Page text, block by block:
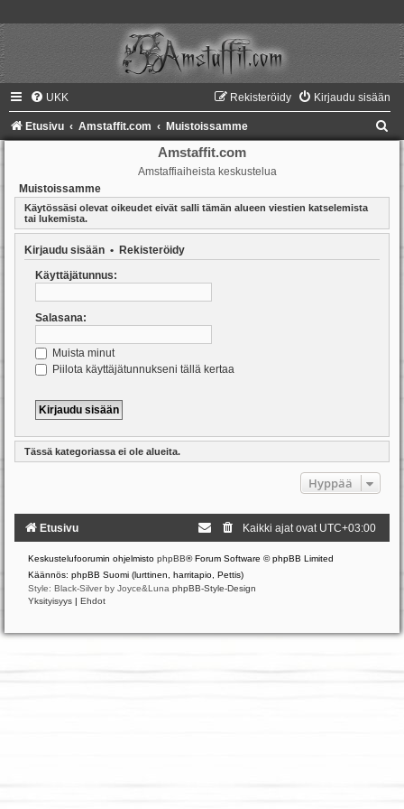
UKK Kirjaudu sisään
Rekisteröidy
Etusivu Amstaffit.com Muistoissamme
Amstaffit.com
Amstaffiaiheista keskustelua
Muistoissamme
Käytössäsi olevat oikeudet eivät salli tämän alueen viestien katselemista
tai lukemista.
Kirjaudu sisään • Rekisteröidy
Käyttäjätunnus:
Salasana:
Muista minut
Piilota käyttäjätunnukseni tällä kertaa
Tässä kategoriassa ei ole alueita.
Hyppää
Etusivu Kaikki ajat ovat UTC+03:00
Keskustelufoorumin ohjelmisto phpBB® Forum Software © phpBB Limited
Käännös: phpBB Suomi (lurttinen, harritapio, Pettis)
Style: Black-Silver by Joyce&Luna phpBB-Style-Design
Yksityisyys | Ehdot